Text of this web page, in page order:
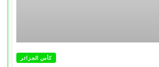
كأس الجزائر